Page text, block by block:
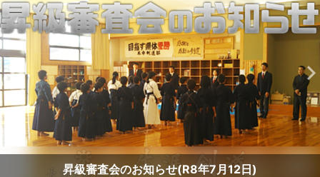
昇級審査会のお知らせ(R8年7月12日)